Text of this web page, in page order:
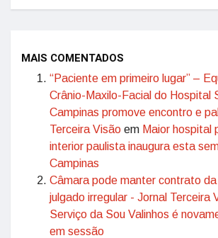
MAIS COMENTADOS
“Paciente em primeiro lugar” –
Crânio-Maxilo-Facial do Hospital
Campinas promove encontro e
Terceira Visão em Maior hospital
interior paulista inaugura esta
Campinas
Câmara pode manter contrato da
julgado irregular - Jornal Terceira
Serviço da Sou Valinhos é
em sessão